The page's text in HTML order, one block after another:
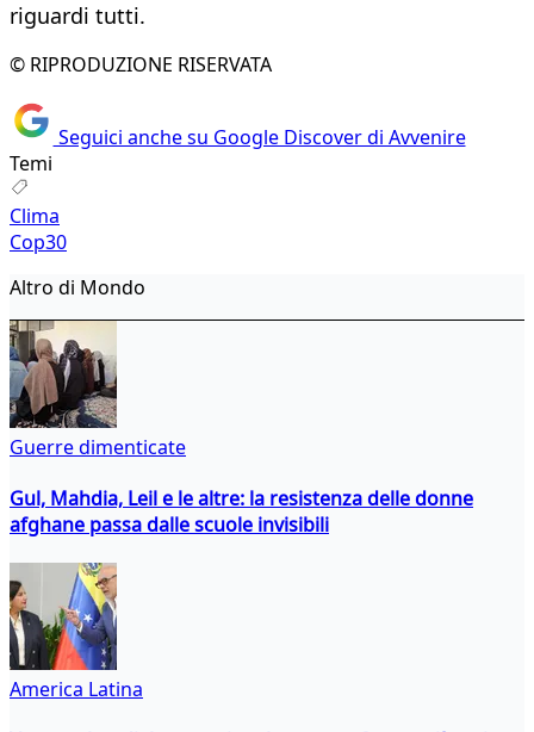
riguardi tutti.
© RIPRODUZIONE RISERVATA
Seguici anche su Google Discover di Avvenire
Temi
Clima
Cop30
Altro di Mondo
Guerre dimenticate
Gul, Mahdia, Leil e le altre: la resistenza delle donne
afghane passa dalle scuole invisibili
America Latina